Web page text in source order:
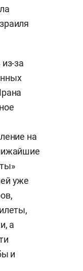
за
на
уже
а
и